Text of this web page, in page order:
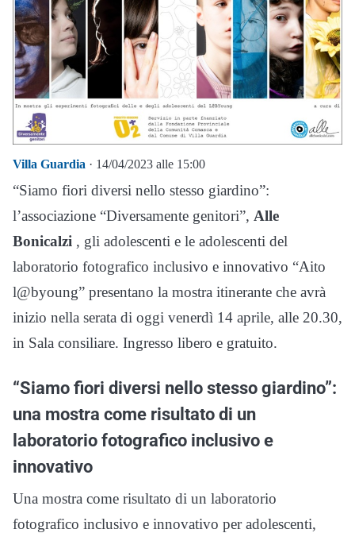
Villa Guardia · 14/04/2023 alle 15:00
“Siamo fiori diversi nello stesso giardino”:
l’associazione “Diversamente genitori”, Alle
Bonicalzi , gli adolescenti e le adolescenti del
laboratorio fotografico inclusivo e innovativo “Aito
l@byoung” presentano la mostra itinerante che avrà
inizio nella serata di oggi venerdì 14 aprile, alle 20.30,
in Sala consiliare. Ingresso libero e gratuito.
“Siamo fiori diversi nello stesso giardino”:
una mostra come risultato di un
laboratorio fotografico inclusivo e
innovativo
Una mostra come risultato di un laboratorio
fotografico inclusivo e innovativo per adolescenti,